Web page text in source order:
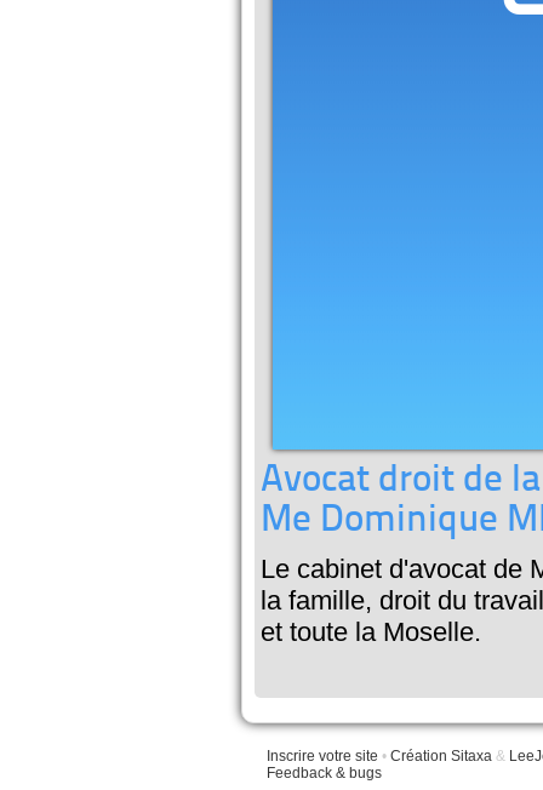
Avocat droit de
Me Dominique
Le cabinet d'avocat de
la famille, droit du
et toute la Moselle.
Inscrire votre site • Création Sitaxa &
Feedback & bugs